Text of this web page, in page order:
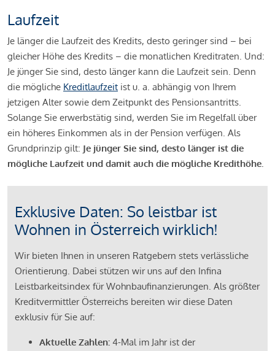
Laufzeit
Je länger die Laufzeit des Kredits, desto geringer sind – bei
gleicher Höhe des Kredits – die monatlichen Kreditraten. Und:
Je jünger Sie sind, desto länger kann die Laufzeit sein. Denn
die mögliche Kreditlaufzeit ist u. a. abhängig von Ihrem
jetzigen Alter sowie dem Zeitpunkt des Pensionsantritts.
Solange Sie erwerbstätig sind, werden Sie im Regelfall über
ein höheres Einkommen als in der Pension verfügen. Als
Grundprinzip gilt: Je jünger Sie sind, desto länger ist die
mögliche Laufzeit und damit auch die mögliche Kredithöhe.
Exklusive Daten: So leistbar ist
Wohnen in Österreich wirklich!
Wir bieten Ihnen in unseren Ratgebern stets verlässliche
Orientierung. Dabei stützen wir uns auf den Infina
Leistbarkeitsindex für Wohnbaufinanzierungen. Als größter
Kreditvermittler Österreichs bereiten wir diese Daten
exklusiv für Sie auf:
Aktuelle Zahlen: 4-Mal im Jahr ist der